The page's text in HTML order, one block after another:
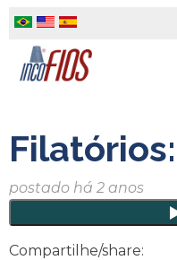
content
Filatórios:
postado há 2 anos
Compartilhe/share: